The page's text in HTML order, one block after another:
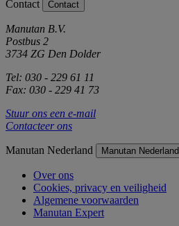
Contact Contact
Manutan B.V.
Postbus 2
3734 ZG Den Dolder
Tel: 030 - 229 61 11
Fax: 030 - 229 41 73
Stuur ons een e-mail
Contacteer ons
Manutan Nederland Manutan Nederland
Over ons
Cookies, privacy en veiligheid
Algemene voorwaarden
Manutan Expert